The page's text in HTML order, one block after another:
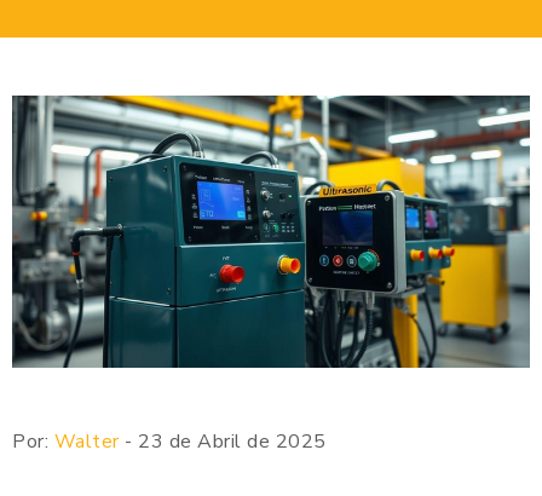
Por: Walter- 23 de Abril de 2025